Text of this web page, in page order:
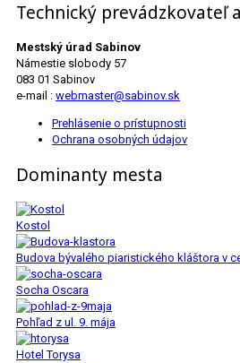
Technický prevádzkovateľ
Mestský úrad Sabinov
Námestie slobody 57
083 01 Sabinov
e-mail : webmaster@sabinov.sk
Prehlásenie o prístupnosti
Ochrana osobných údajov
Dominanty mesta
Kostol
Budova bývalého piaristického kláštora v
Socha Oscara
Pohľad z ul. 9. mája
Hotel Torysa